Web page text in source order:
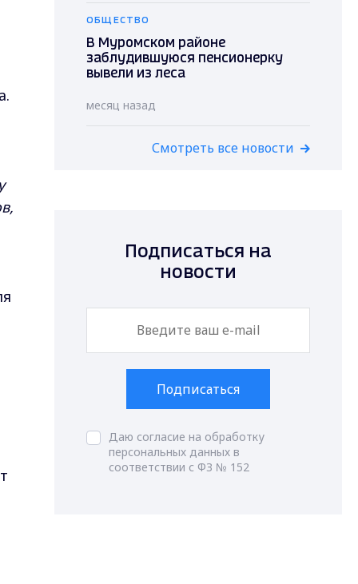
ОБЩЕСТВО
В Муромском районе
заблудившуюся пенсионерку
вывели из леса
месяц назад
Смотреть все новости
Подписаться на
новости
Подписаться
Даю согласие на обработку
персональных данных в
соответствии с ФЗ № 152